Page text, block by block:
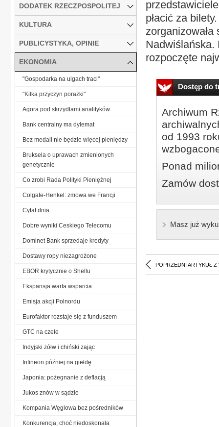
płacić za
Nadwiślańska.
rozpoczęte
Dostęp do
Archiwum
od 1993
Ponad
Zamów
Masz już
POPRZEDNI ARTYKUŁ Z
DODATEK RZECZPOSPOLITEJ
KULTURA
PUBLICYSTYKA, OPINIE
EKONOMIA
"Gospodarka na ulgach traci"
"Kilka przyczyn porażki"
Agora pod skrzydłami analityków
Bank centralny ma dylemat
Bez medali nie będzie więcej pieniędzy
Bruksela o uprawach zmienionych
genetycznie
Co zrobi Rada Polityki Pieniężnej
Colgate-Henkel: zmowa we Francji
Cytat dnia
Dobre wyniki Ceskiego Telecomu
Dominet Bank sprzedaje kredyty
Dostawy ropy niezagrożone
EBOR krytycznie o Shellu
Ekspansja warta wsparcia
Emisja akcji Polnordu
Eurofaktor rozstaje się z funduszem
GTC na czele
Indyjski żółw i chiński zając
Infineon później na giełdę
Japonia: pożegnanie z deflacją
Jukos znów w sądzie
Kompania Węglowa bez pośredników
Konkurencja, choć niedoskonała